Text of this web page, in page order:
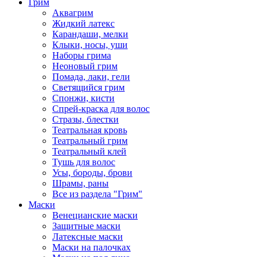
Грим
Аквагрим
Жидкий латекс
Карандаши, мелки
Клыки, носы, уши
Наборы грима
Неоновый грим
Помада, лаки, гели
Светящийся грим
Спонжи, кисти
Спрей-краска для волос
Стразы, блестки
Театральная кровь
Театральный грим
Театральный клей
Тушь для волос
Усы, бороды, брови
Шрамы, раны
Все из раздела "Грим"
Маски
Венецианские маски
Защитные маски
Латексные маски
Маски на палочках